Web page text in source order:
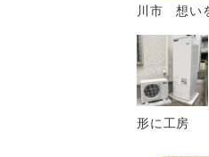
川市 想い
形に工房